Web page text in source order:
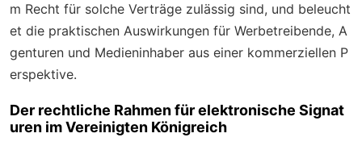
m Recht für solche Verträge zulässig sind, und beleucht
et die praktischen Auswirkungen für Werbetreibende, A
genturen und Medieninhaber aus einer kommerziellen P
erspektive.
Der rechtliche Rahmen für elektronische Signat
uren im Vereinigten Königreich